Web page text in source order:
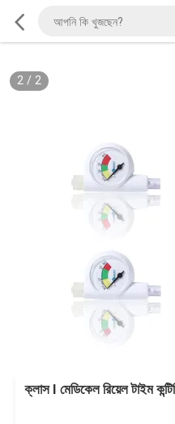
2/ 2
ক্লাস I মেডিকেল রিয়েল টাইম